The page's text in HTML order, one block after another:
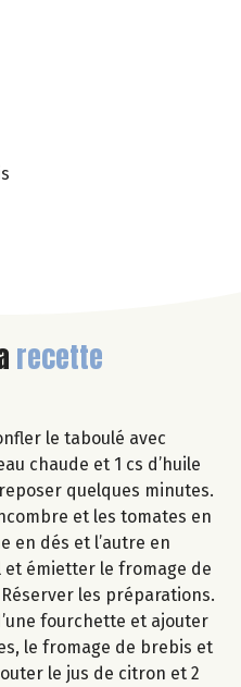
recette
le taboulé avec
chaude et 1 cs d’huile
quelques minutes.
et les tomates en
en dés et l’autre en
émietter le fromage de
les préparations.
fourchette et ajouter
le fromage de brebis et
le jus de citron et 2